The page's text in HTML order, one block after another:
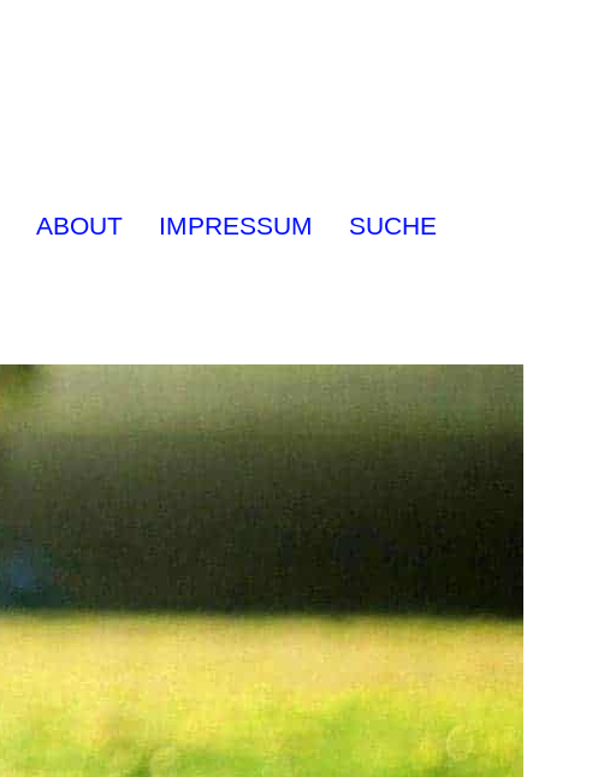
ABOUT IMPRESSUM SUCHE